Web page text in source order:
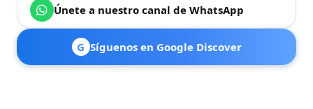
Únete a nuestro canal de WhatsApp
G Síguenos en Google Discover